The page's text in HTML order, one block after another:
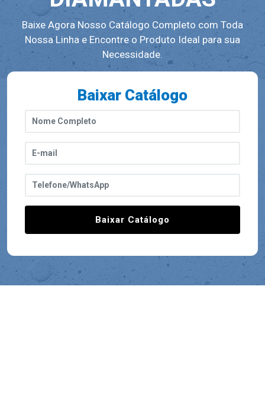
Baixe Agora Nosso Catálogo Completo com Toda
Nossa Linha e Encontre o Produto Ideal para sua
Necessidade.
Baixar Catálogo
Baixar Catálogo